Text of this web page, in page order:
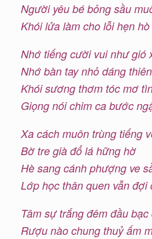
Người yêu bé bỏng sầu
Khói lửa làm cho lỗi hẹn hò
Nhớ tiếng cười vui như gió
Nhớ bàn tay nhỏ dáng
Khói sương thơm tóc mơ
Giọng nói chim ca bước
Xa cách muôn trùng tiếng
Bờ tre già đổ lá hững hờ
Hè sang cánh phượng ve
Lớp học thân quen vẫn đợi
Tâm sự trắng đêm đầu bạc
Rượu nào chung thuỷ ấm